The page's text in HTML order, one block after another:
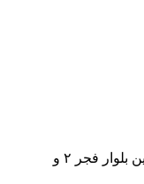
تهران، کارگر شمالی، خیابان ۲۰، بین بلوار فجر ۲ و